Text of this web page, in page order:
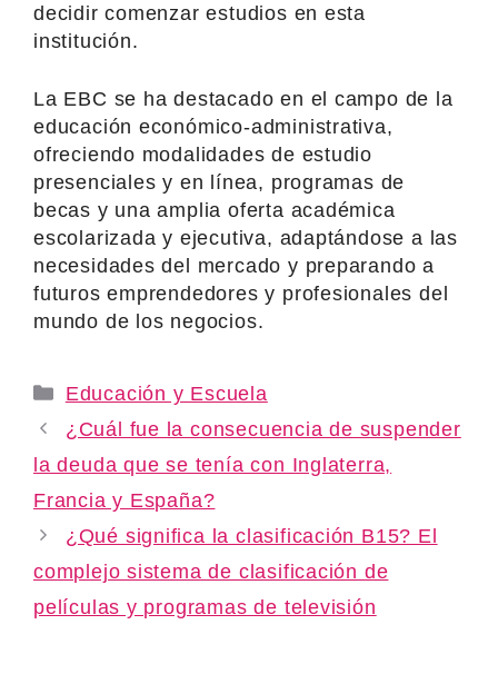
decidir comenzar estudios en esta
institución.
La EBC se ha destacado en el campo de la
educación económico-administrativa,
ofreciendo modalidades de estudio
presenciales y en línea, programas de
becas y una amplia oferta académica
escolarizada y ejecutiva, adaptándose a las
necesidades del mercado y preparando a
futuros emprendedores y profesionales del
mundo de los negocios.
Categories
Educación y Escuela
¿Cuál fue la consecuencia de suspender
la deuda que se tenía con Inglaterra,
Francia y España?
¿Qué significa la clasificación B15? El
complejo sistema de clasificación de
películas y programas de televisión